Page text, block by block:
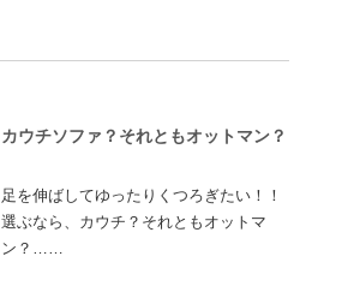
カウチソファ？それともオットマン？
足を伸ばしてゆったりくつろぎたい！！
選ぶなら、カウチ？それともオットマ
ン？……